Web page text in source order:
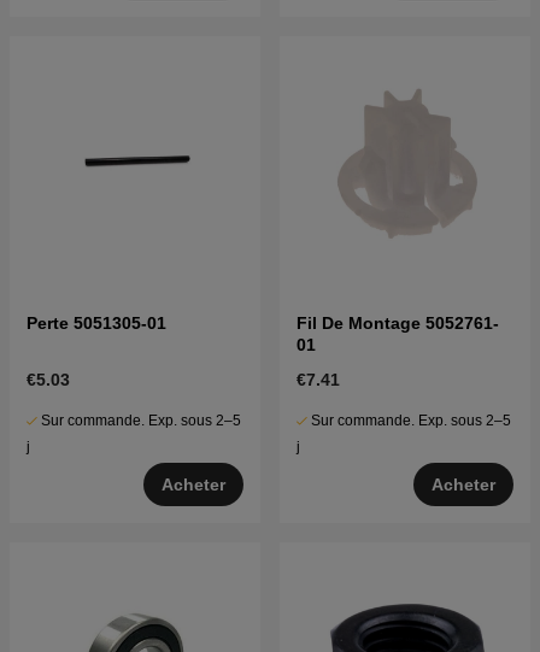
Perte 5051305-01
€5.03
Sur commande. Exp. sous 2–5
j
Acheter
Fil De Montage 5052761-
01
€7.41
Sur commande. Exp. sous 2–5
j
Acheter